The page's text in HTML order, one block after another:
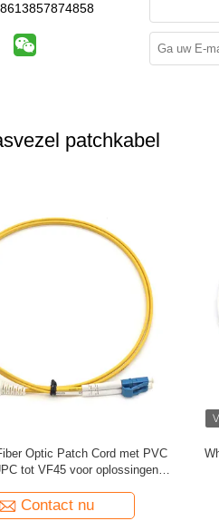
patchkabel
OM4 MM Fiber Optic Patch
naar SC PC voor naadloze
Contact nu